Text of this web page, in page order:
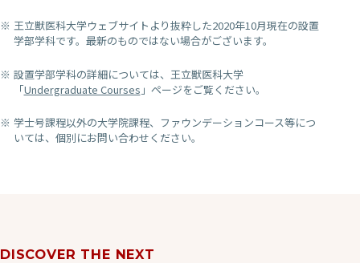
王立獣医科大学ウェブサイトより抜粋した2020年10月現在の設置
学部学科です。最新のものではない場合がございます。
設置学部学科の詳細については、王立獣医科大学
「Undergraduate Courses 」ページをご覧ください。
学士号課程以外の大学院課程、ファウンデーションコース等につ
いては、個別にお問い合わせください。
DISCOVER THE NEXT